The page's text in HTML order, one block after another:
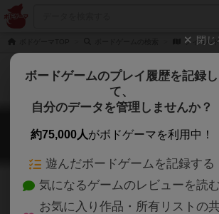
フィヨルド
フィヨルド
Fjords
閉じ
ボードゲームのプレイ履歴を記録し
て、
自分のデータを管理しませんか？
約75,000人がボドゲーマを利用中！
遊んだボードゲームを記録する
気になるゲームのレビューを読む
お気に入り作品・所有リストの共